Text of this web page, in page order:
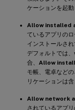
ケーションを起動
Allow installed
ているアプリの
インストールさ
デフォルトでは、
合、 Allow
モ帳、電卓など
リケーションは含
Allow network
されているアプ